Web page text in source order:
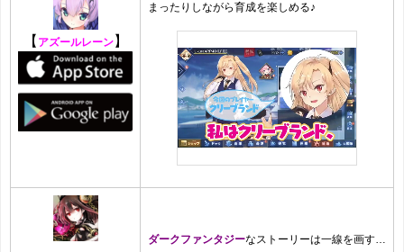
【 アズールレーン】
まったりしながら育成を楽しめる♪
ダークファンタジーなストーリーは一線を画す…